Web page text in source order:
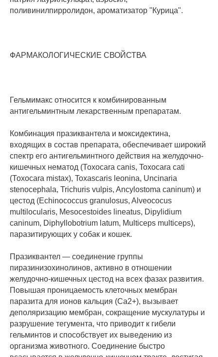
поливинилпирролидон, ароматизатор "Курица".
ФАРМАКОЛОГИЧЕСКИЕ СВОЙСТВА
Гельмимакс относится к комбинированным
антигельминтным лекарственным препаратам.
Комбинация празиквантела и моксидектина,
входящих в состав препарата, обеспечивает широкий
спектр его антигельминтного действия на желудочно-
кишечных нематод (Тохосаra саnis, Toxocara cati
(Тохосаra mistax), Toxascaris leonina, Uncinaria
stenocephala, Trichuris vulpis, Ancylostoma caninum) и
цестод (Echinococcus granulosus, Alveococus
multilocularis, Mesocestoides lineatus, Dipylidium
caninum, Diphyllobotrium latum, Multiceps multiceps),
паразитирующих у собак и кошек.
Празиквантел — соединение группы
пиразинизохинолинов, активно в отношении
желудочно-кишечных цестод на всех фазах развития.
Повышая проницаемость клеточных мембран
паразита для ионов кальция (Ca2+), вызывает
деполяризацию мембран, сокращение мускулатуры и
разрушение тегумента, что приводит к гибели
гельминтов и способствует их выведению из
организма животного. Соединение быстро